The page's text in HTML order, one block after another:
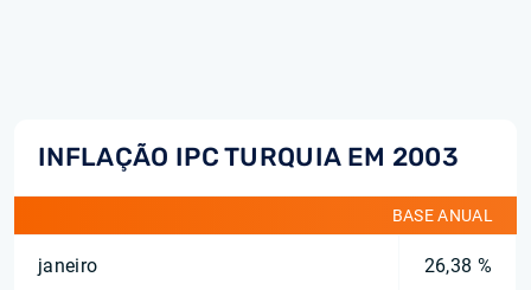
INFLAÇÃO IPC TURQUIA EM 2003
BASE ANUAL
janeiro 26,38 %